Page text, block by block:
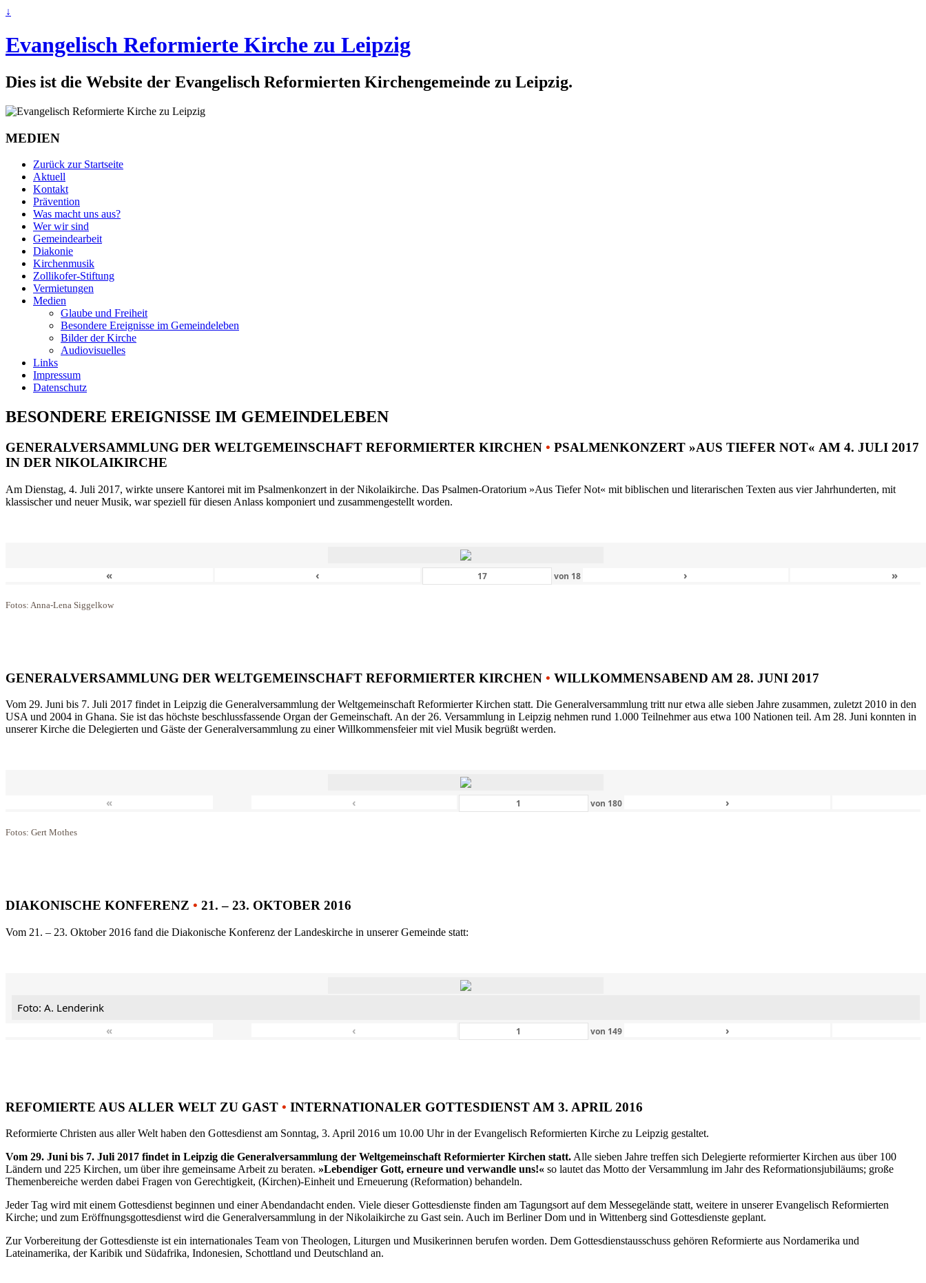
↓
Evangelisch Reformierte Kirche zu Leipzig
Dies ist die Website der Evangelisch Reformierten Kirchengemeinde zu Leipzig.
MEDIEN
Zurück zur Startseite
Aktuell
Kontakt
Prävention
Was macht uns aus?
Wer wir sind
Gemeindearbeit
Diakonie
Kirchenmusik
Zollikofer-Stiftung
Vermietungen
Medien
Glaube und Freiheit
Besondere Ereignisse im Gemeindeleben
Bilder der Kirche
Audiovisuelles
Links
Impressum
Datenschutz
BESONDERE EREIGNISSE IM GEMEINDELEBEN
GENERALVERSAMMLUNG DER WELTGEMEINSCHAFT REFORMIERTER KIRCHEN • PSALMENKONZERT »AUS TIEFER NOT« AM 4. JULI 2017
IN DER NIKOLAIKIRCHE
Am Dienstag, 4. Juli 2017, wirkte unsere Kantorei mit im Psalmenkonzert in der Nikolaikirche. Das Psalmen-Oratorium »Aus Tiefer Not« mit biblischen und literarischen Texten aus vier Jahrhunderten, mit
klassischer und neuer Musik, war speziell für diesen Anlass komponiert und zusammengestellt worden.
« ‹ von 18 › »
Fotos: Anna-Lena Siggelkow
GENERALVERSAMMLUNG DER WELTGEMEINSCHAFT REFORMIERTER KIRCHEN • WILLKOMMENSABEND AM 28. JUNI 2017
Vom 29. Juni bis 7. Juli 2017 findet in Leipzig die Generalversammlung der Weltgemeinschaft Reformierter Kirchen statt. Die Generalversammlung tritt nur etwa alle sieben Jahre zusammen, zuletzt 2010 in den
USA und 2004 in Ghana. Sie ist das höchste beschlussfassende Organ der Gemeinschaft. An der 26. Versammlung in Leipzig nehmen rund 1.000 Teilnehmer aus etwa 100 Nationen teil. Am 28. Juni konnten in
unserer Kirche die Delegierten und Gäste der Generalversammlung zu einer Willkommensfeier mit viel Musik begrüßt werden.
« ‹ von 180 ›
Fotos: Gert Mothes
DIAKONISCHE KONFERENZ • 21. – 23. OKTOBER 2016
Vom 21. – 23. Oktober 2016 fand die Diakonische Konferenz der Landeskirche in unserer Gemeinde statt:
Foto: A. Lenderink
«
‹ von 149 ›
REFOMIERTE AUS ALLER WELT ZU GAST • INTERNATIONALER GOTTESDIENST AM 3. APRIL 2016
Reformierte Christen aus aller Welt haben den Gottesdienst am Sonntag, 3. April 2016 um 10.00 Uhr in der Evangelisch Reformierten Kirche zu Leipzig gestaltet.
Vom 29. Juni bis 7. Juli 2017 findet in Leipzig die Generalversammlung der Weltgemeinschaft Reformierter Kirchen statt.Alle sieben Jahre treffen sich Delegierte reformierter Kirchen aus über 100
Ländern und 225 Kirchen, um über ihre gemeinsame Arbeit zu beraten. »Lebendiger Gott, erneure und verwandle uns!« so lautet das Motto der Versammlung im Jahr des Reformationsjubiläums; große
Themenbereiche werden dabei Fragen von Gerechtigkeit, (Kirchen)-Einheit und Erneuerung (Reformation) behandeln.
Jeder Tag wird mit einem Gottesdienst beginnen und einer Abendandacht enden. Viele dieser Gottesdienste finden am Tagungsort auf dem Messegelände statt, weitere in unserer Evangelisch Reformierten
Kirche; und zum Eröffnungsgottesdienst wird die Generalversammlung in der Nikolaikirche zu Gast sein. Auch im Berliner Dom und in Wittenberg sind Gottesdienste geplant.
Zur Vorbereitung der Gottesdienste ist ein internationales Team von Theologen, Liturgen und Musikerinnen berufen worden. Dem Gottesdienstausschuss gehören Reformierte aus Nordamerika und
Lateinamerika, der Karibik und Südafrika, Indonesien, Schottland und Deutschland an.